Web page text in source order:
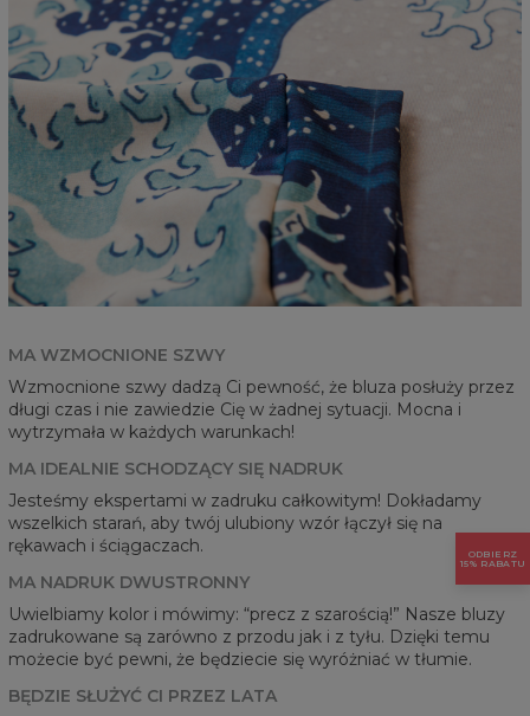
MA WZMOCNIONE SZWY
Wzmocnione szwy dadzą Ci pewność, że bluza posłuży przez
długi czas i nie zawiedzie Cię w żadnej sytuacji. Mocna i
wytrzymała w każdych warunkach!
MA IDEALNIE SCHODZĄCY SIĘ NADRUK
Jesteśmy ekspertami w zadruku całkowitym! Dokładamy
wszelkich starań, aby twój ulubiony wzór łączył się na
rękawach i ściągaczach.
MA NADRUK DWUSTRONNY
Uwielbiamy kolor i mówimy: “precz z szarością!” Nasze bluzy
zadrukowane są zarówno z przodu jak i z tyłu. Dzięki temu
możecie być pewni, że będziecie się wyróżniać w tłumie.
BĘDZIE SŁUŻYĆ CI PRZEZ LATA
ODBIERZ
15% RABATU